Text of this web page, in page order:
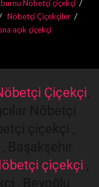
Nöbetçi çiçekçi
Nöbetçi Çiçekçiler
açık çiçekçi
Çiçekçi
çiçekçi